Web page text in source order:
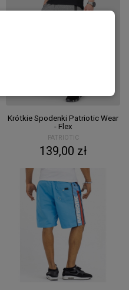
Krótkie Spodenki Patriotic Wear
- Flex
PATRIOTIC
139,00 zł